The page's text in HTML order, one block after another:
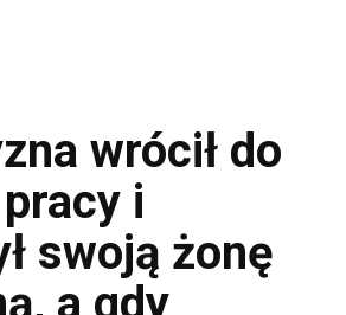
wrócił do
i
swoją żonę
a gdy